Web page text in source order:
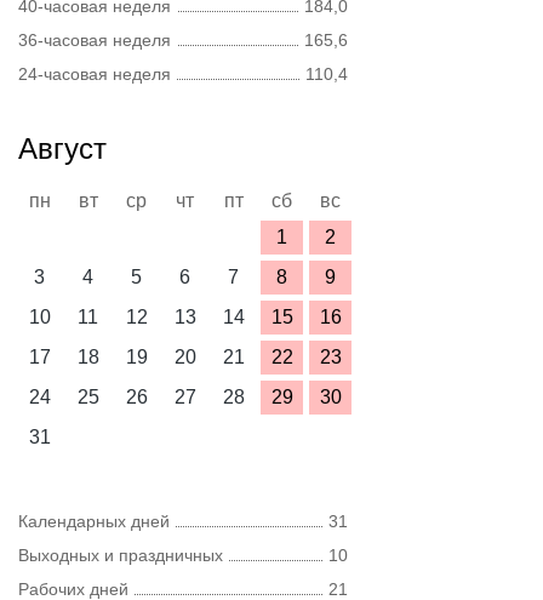
40-часовая неделя
184,0
36-часовая неделя
165,6
24-часовая неделя
110,4
Август
пн вт ср чт пт сб
вс
1
2
3
4 5 6 7 8
9
10
11 12 13 14 15
16
17
18 19 20 21 22
23
24
25 26 27 28 29
30
31
Календарных дней
31
Выходных и праздничных
10
Рабочих дней
21